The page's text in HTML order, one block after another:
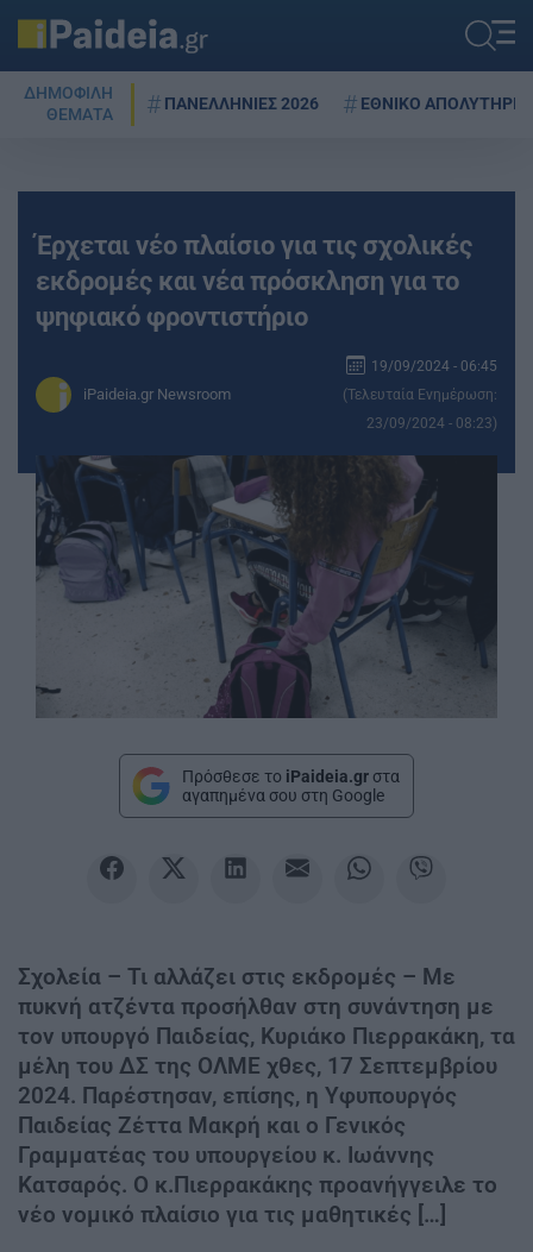
ΔΗΜΟΦΙΛΗ
ΘΕΜΑΤΑ
ΠΑΝΕΛΛΗΝΙΕΣ 2026 ΕΘΝΙΚΟ ΑΠΟΛΥΤΗΡΙΟ
Έρχεται νέο πλαίσιο για τις σχολικές
εκδρομές και νέα πρόσκληση για το
ψηφιακό φροντιστήριο
iPaideia.gr Newsroom
19/09/2024 - 06:45
(Τελευταία Ενημέρωση:
23/09/2024 - 08:23)
Πρόσθεσε το iPaideia.gr στα
αγαπημένα σου στη Google
Σχολεία – Τι αλλάζει στις εκδρομές – Με
πυκνή ατζέντα προσήλθαν στη συνάντηση με
τον υπουργό Παιδείας, Κυριάκο Πιερρακάκη, τα
μέλη του ΔΣ της ΟΛΜΕ χθες, 17 Σεπτεμβρίου
2024. Παρέστησαν, επίσης, η Υφυπουργός
Παιδείας Ζέττα Μακρή και ο Γενικός
Γραμματέας του υπουργείου κ. Ιωάννης
Κατσαρός. Ο κ.Πιερρακάκης προανήγγειλε το
νέο νομικό πλαίσιο για τις μαθητικές […]